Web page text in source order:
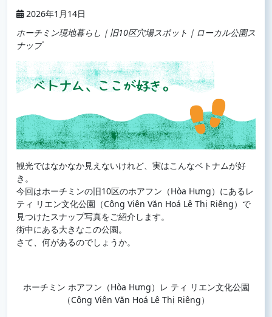
2026年1月14日
ホーチミン現地暮らし｜旧10区穴場スポット｜ローカル公園ス
ナップ
観光ではなかなか見えないけれど、実はこんなベトナムが好
き。
今回はホーチミンの旧10区のホアフン（Hòa Hưng）にあるレ
ティ リエン文化公園（Công Viên Văn Hoá Lê Thị Riêng）で
見つけたスナップ写真をご紹介します。
街中にある大きなこの公園。
さて、何があるのでしょうか。
ホーチミン ホアフン（Hòa Hưng）レ ティ リエン文化公園
（Công Viên Văn Hoá Lê Thị Riêng）